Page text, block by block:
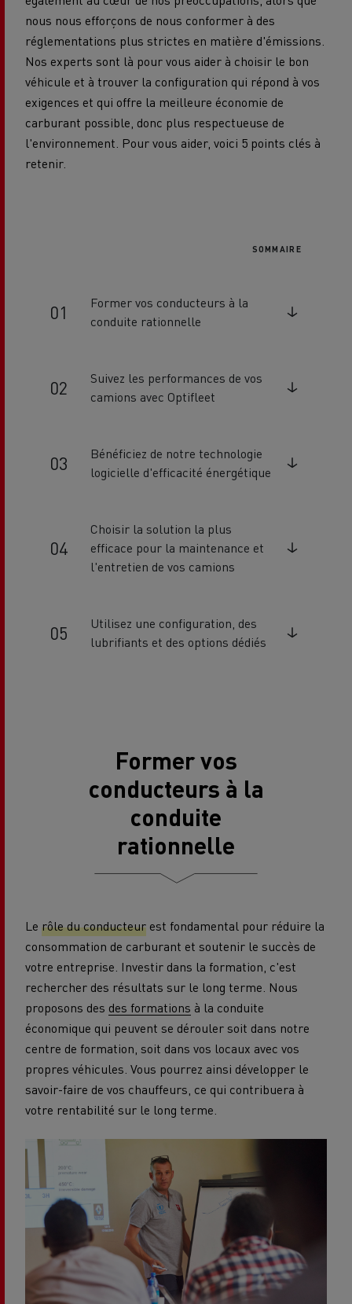
nous nous efforçons de nous conformer à des
réglementations plus strictes en matière d'émissions.
Nos experts sont là pour vous aider à choisir le bon
véhicule et à trouver la configuration qui répond à vos
exigences et qui offre la meilleure économie de
carburant possible, donc plus respectueuse de
l'environnement. Pour vous aider, voici 5 points clés à
retenir.
SOMMAIRE
Former vos conducteurs à la
conduite rationnelle
Suivez les performances de vos
camions avec Optifleet
Bénéficiez de notre technologie
logicielle d'efficacité énergétique
Choisir la solution la plus
efficace pour la maintenance et
l'entretien de vos camions
Utilisez une configuration, des
lubrifiants et des options dédiés
Former vos
conducteurs à la
conduite
rationnelle
Le rôle du conducteur est fondamental pour réduire la
consommation de carburant et soutenir le succès de
votre entreprise. Investir dans la formation, c'est
rechercher des résultats sur le long terme. Nous
proposons des des formations à la conduite
économique qui peuvent se dérouler soit dans notre
centre de formation, soit dans vos locaux avec vos
propres véhicules. Vous pourrez ainsi développer le
savoir-faire de vos chauffeurs, ce qui contribuera à
votre rentabilité sur le long terme.